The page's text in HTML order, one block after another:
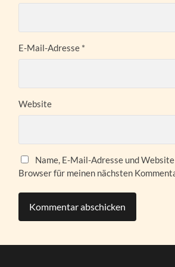
E-Mail-Adresse *
Website
Name, E-Mail-Adresse und
Browser für meinen nächsten